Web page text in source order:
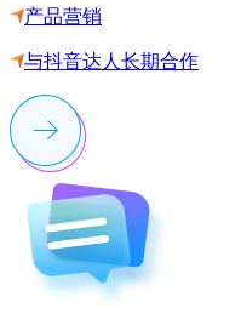
产品营销
与抖音达人长期合作